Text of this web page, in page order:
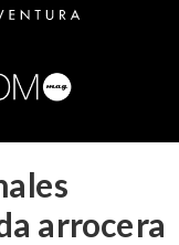
arrocera